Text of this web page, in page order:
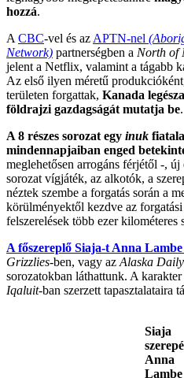
hozzá.
A CBC-vel és az APTN-nel
Network) partnerségben a North of
jelent a Netflix, valamint a tágabb
Az első ilyen méretű
területen forgattak, Kanada
földrajzi gazdagságát mutatja be.
A 8 részes sorozat egy inuk
mindennapjaiban enged
meglehetősen arrogáns férjétől -,
sorozat vígjáték, az alkotók, a
néztek szembe a forgatás során a
körülményektől kezdve az
felszerelések több ezer
A főszereplő Siaja-t Anna
Grizzlies-ben, vagy az Alaska Daily
sorozatokban láthattunk. A
Iqaluit-ban szerzett tapasztalataira
Siaja
Anna
Lambe